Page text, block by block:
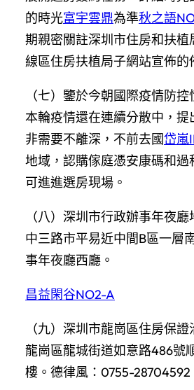
的時光富宇雲鼎為準秋之語
期親密關註深圳市住房和扶植
線區住房扶植局子網站宣佈的
（七）鑒於今朝國際疫情防控
本輪疫情還在連續分散中，提
非需要不離深，不前去國岱嵐
地域，認購傢庭憑安康碼和過
可進進選房現場。
（八）深圳市行政辦事年夜
中三路市平易近中間B區一層
事年夜廳西廳。
昌益閑谷NO2-A
（九）深圳市龍崗區住房保證
龍崗區龍城街道如意路486號
樓。德律風：0755-28704592